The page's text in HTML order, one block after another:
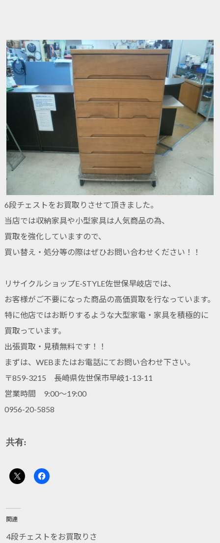
6段チェストをお買取りさせて頂きました。
当店では収納家具や小型家具は人気商品の為、
買取を強化していますので、
買い替え・処分等の際はぜひお問い合わせください！！
リサイクルショップE-STYLE佐世保早岐店では、
お客様がご不要になった商品の高価買取を行なっています。
特に他店ではお断りするような大型家電・家具を積極的に
買取っています。
出張買取・見積無料です！！
まずは、WEBまたはお電話にてお問い合わせ下さい。
〒859-3215 長崎県佐世保市早岐1-13-11
営業時間 9:00～19:00
0956-20-5858
共有:
関連
4段チェストをお買取りさ